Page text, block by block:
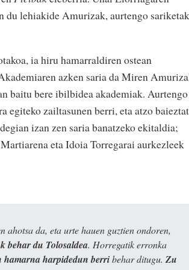
du lehiakide Amurizak, aurtengo
ia hiru hamarraldiren ostean
azken saria da Miren
baitu bere ibilbidea akademiak. Aurtengo
egiteko zailtasunen berri, eta atzo
izan zen saria banatzeko ekitaldia;
eta Idoia Torregarai aurkezleek
da, eta urte hauen guztien ondoren,
behar du Tolosaldea. Horregatik erronka
hamarna harpidedun berribehar ditugu. Zu